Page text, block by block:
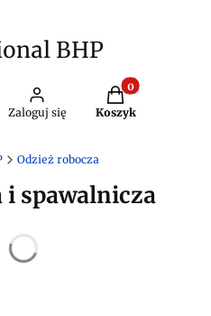
BHP
wyszukiwarkę
Zaloguj się
Produkty w
Koszyk
Odzież robocza
i spawalnicza